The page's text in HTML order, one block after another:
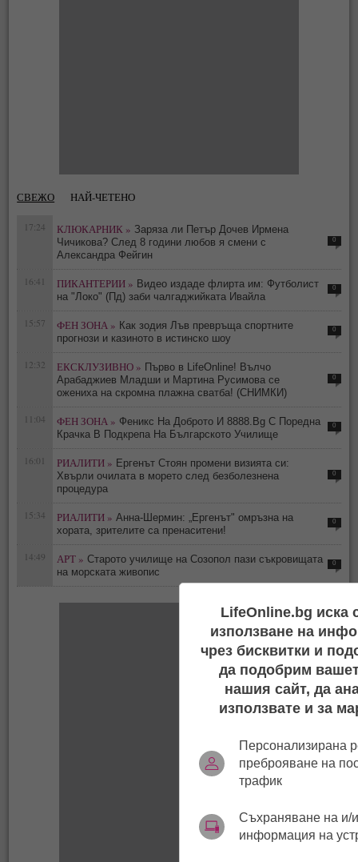
СВЕЖО НАЙ-ЧЕТЕНО
17:24 КЛЮКАРНИК » Заряза ли Петър Дочев Ирмена
Чичикова? След 8 години любов я смени с
Александра Фейгин
0
16:41 ПИКАНТЕРИИ » Видео издаде флирта им: Футболист
на "Локо" (Пд) заби чалгаджийката Ивайла
0
15:57 ФЕН ЗОНА » Как зодия Лъв превръща спортните
прогнози и казиното в истинско шоу
0
12:32 ЕКСКЛУЗИВНО » Първо в LifeOnline! Вълчо
Арабаджиев Младши и Мартина Русимова сe
oжениха на скромна плажна сватба! (СНИМКИ)
0
11:04 ФЕН ЗОНА » Феникс На Доброто И 8888.Bg С Поредна
Крачка В Подкрепа На Българското Училище
0
16:01 РИАЛИТИ » Ергенът Стоян промени визията си:
Хвърли очилата в морето след безболезнена
процедура
0
15:34 РИАЛИТИ » Анна-Шермин: „Ергенът" омръзна на
хората, зрителите са пренаситени!
0
14:49 АРТ » Старото училище на Созопол пази съкровищата
на морската живопис
0
LifeOnline.bg иска
използване на
чрез бисквитки и
да подобрим
нашия сайт, да
използвате и за
Персонализирана
преброяване на
трафик
Съхраняване на и/
информация на